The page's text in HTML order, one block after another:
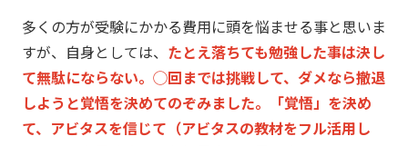
多くの方が受験にかかる費用に頭を悩ませる事と思いま
すが、 自身としては、 たとえ落ちても勉強した事は決し
て無駄にならない。 ◯回までは挑戦して、 ダメなら撤退
しようと覚悟を決めてのぞみました。
「覚悟」 を決め
て、アビタスを信じて（アビタスの教材をフル活用し